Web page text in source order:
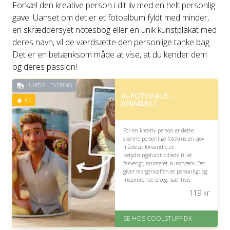
Forkæl den kreative person i dit liv med en helt personlig
gave. Uanset om det er et fotoalbum fyldt med minder,
en skræddersyet notesbog eller en unik kunstplakat med
deres navn, vil de værdsætte den personlige tanke bag.
Det er en betænksom måde at vise, at du kender dem
og deres passion!
HURTIG LEVERING
4.5 AI-FOTOKRUS -
ANIMERET
For en kreativ person er dette
skønne personlige fotokrus en sjov
måde at forvandle et
betydningsfuldt billede til et
farverigt, animeret kunstværk. Det
giver morgenkaffen et personligt og
inspirerende præg, især hvis
På lager
119kr
SE HOS COOLSTUFF.DK